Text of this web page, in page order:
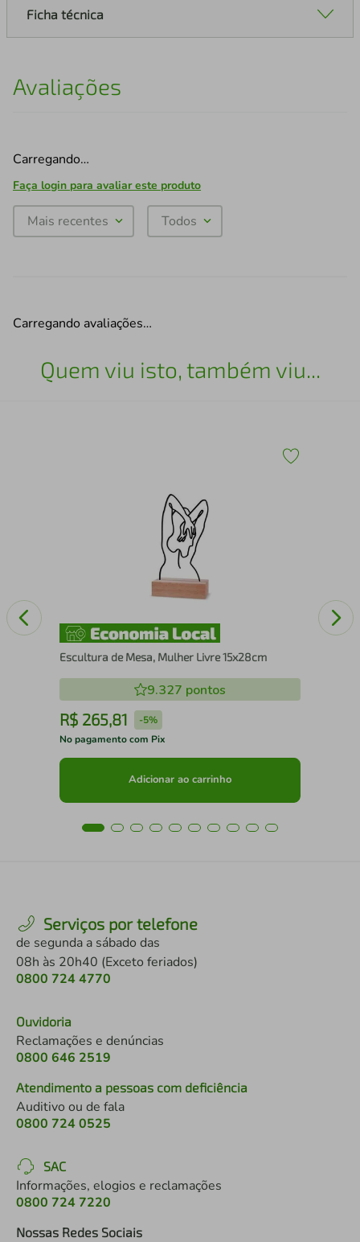
Ficha técnica
Avaliações
Carregando…
Faça login para avaliar este produto
Mais recentes Todos
Carregando avaliações…
Quem viu isto, também viu...
Escultura de Mesa, Mulher Livre 15x28cm
9.327 pontos
R$ 265,81 -5%
No pagamento com Pix
Adicionar ao carrinho
Serviços por telefone
de segunda a sábado das
08h às 20h40 (Exceto feriados)
0800 724 4770
Ouvidoria
Reclamações e denúncias
0800 646 2519
Atendimento a pessoas com deficiência
Auditivo ou de fala
0800 724 0525
SAC
Informações, elogios e reclamações
0800 724 7220
Nossas Redes Sociais